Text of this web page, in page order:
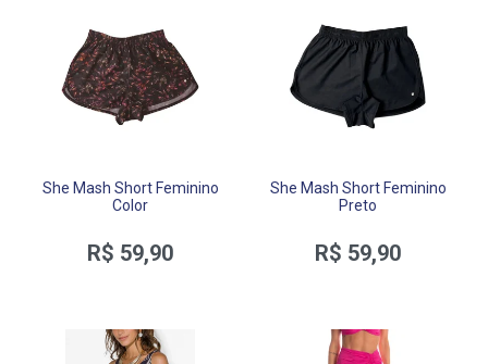
She Mash Short Feminino
Color
R$ 59,90
She Mash Short Feminino
Preto
R$ 59,90